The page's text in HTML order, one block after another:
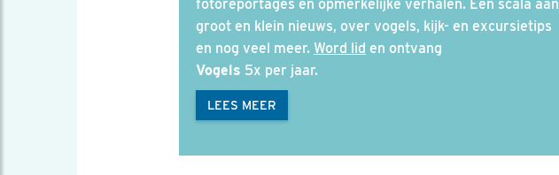
fotoreportages en opmerkelijke verhalen. Een scala aan
groot en klein nieuws, over vogels, kijk- en excursietips
en nog veel meer. Word lid en ontvang
Vogels 5x per jaar.
LEES MEER